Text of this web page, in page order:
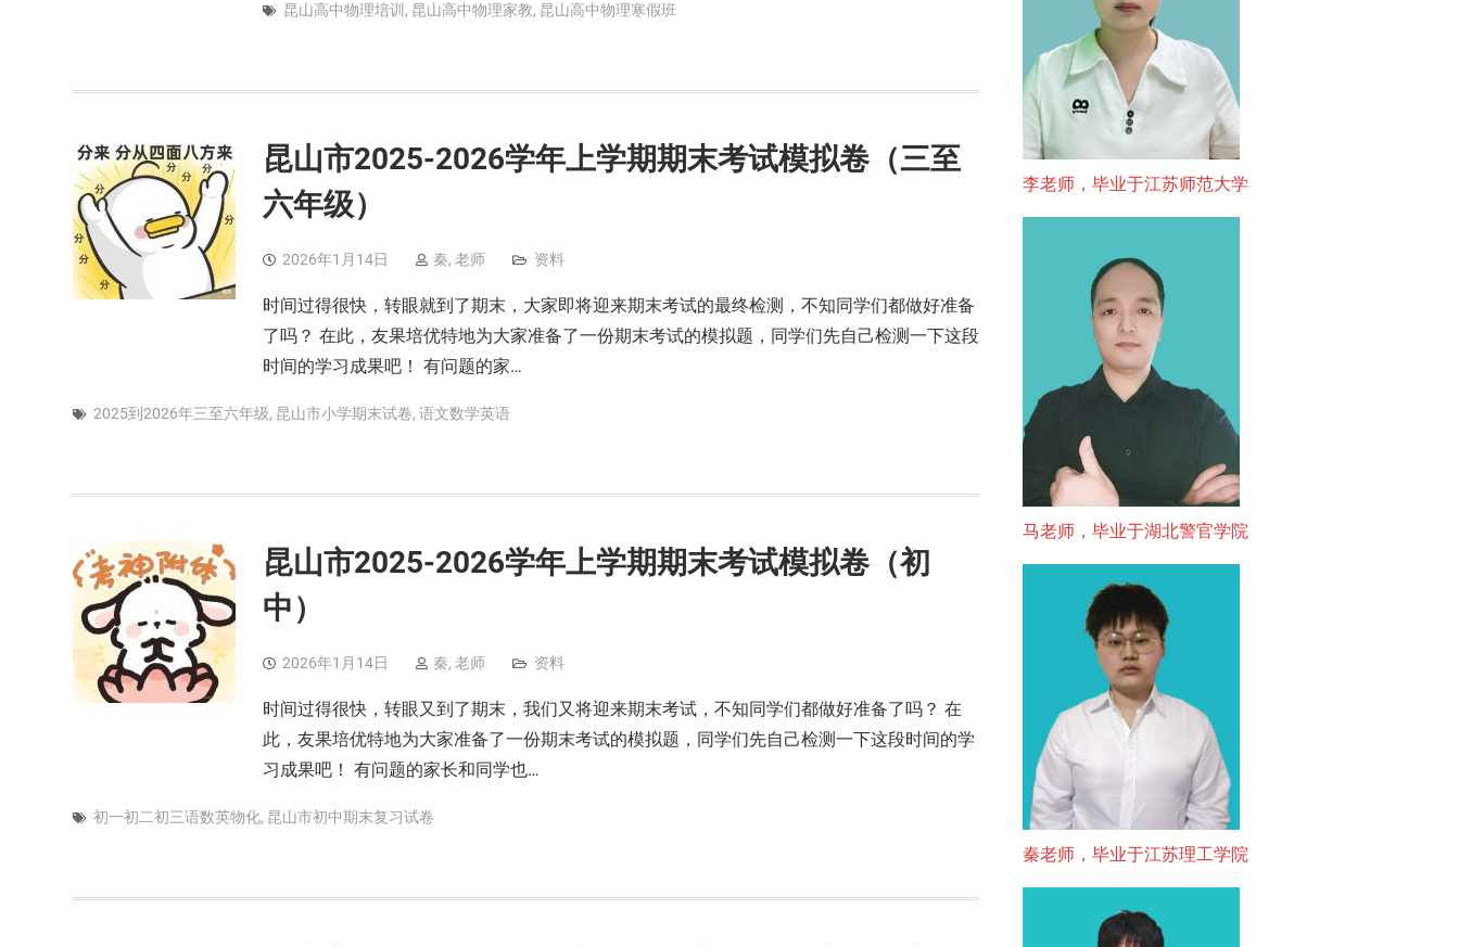
昆山高中物理培训 , 昆山高中物理家教, 昆山高中物理寒假班
昆山市2025-2026学年上学期期末考试模拟卷（三至
六年级）
2026年1月14日 秦, 老师 资料
时间过得很快，转眼就到了期末，大家即将迎来期末考试的最终检测，不知同学们都做好准备
了吗？ 在此，友果培优特地为大家准备了一份期末考试的模拟题，同学们先自己检测一下这段
时间的学习成果吧！ 有问题的家…
2025到2026年三至六年级, 昆山市小学期末试卷, 语文数学英语
昆山市2025-2026学年上学期期末考试模拟卷（初
中）
2026年1月14日 秦, 老师 资料
时间过得很快，转眼又到了期末，我们又将迎来期末考试，不知同学们都做好准备了吗？ 在
此，友果培优特地为大家准备了一份期末考试的模拟题，同学们先自己检测一下这段时间的学
习成果吧！ 有问题的家长和同学也…
初一初二初三语数英物化, 昆山市初中期末复习试卷
李老师，毕业于江苏师范大学
马老师，毕业于湖北警官学院
秦老师，毕业于江苏理工学院